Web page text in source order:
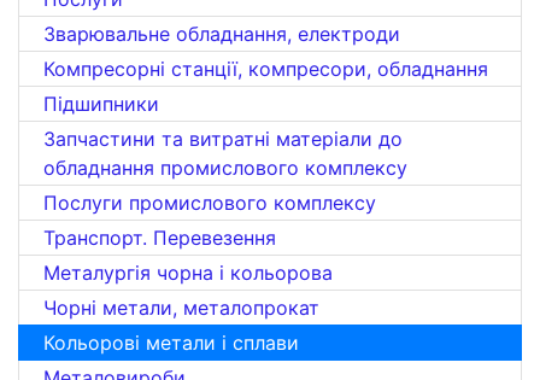
Зварювальне обладнання, електроди
Компресорні станції, компресори, обладнання
Підшипники
Запчастини та витратні матеріали до
обладнання промислового комплексу
Послуги промислового комплексу
Транспорт. Перевезення
Металургія чорна і кольорова
Чорні метали, металопрокат
Кольорові метали і сплави